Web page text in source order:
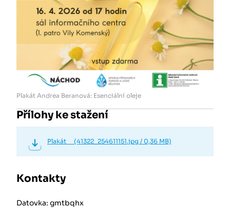
Plakát Andrea Beranová: Esenciální oleje
Přílohy ke stažení
Plakát (41322_254611151.jpg / 0,36 MB)
Kontakty
Datovka: gmtbqhx